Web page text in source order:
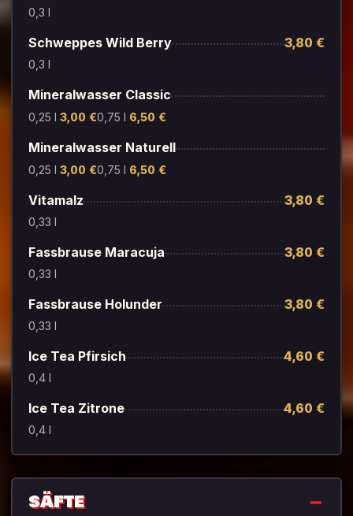
0,3 l
Schweppes Wild Berry 3,80 €
0,3 l
Mineralwasser Classic
0,25 l 3,00 €0,75 l 6,50 €
Mineralwasser Naturell
0,25 l 3,00 €0,75 l 6,50 €
Vitamalz 3,80 €
0,33 l
Fassbrause Maracuja 3,80 €
0,33 l
Fassbrause Holunder 3,80 €
0,33 l
Ice Tea Pfirsich 4,60 €
0,4 l
Ice Tea Zitrone 4,60 €
0,4 l
SÄFTE